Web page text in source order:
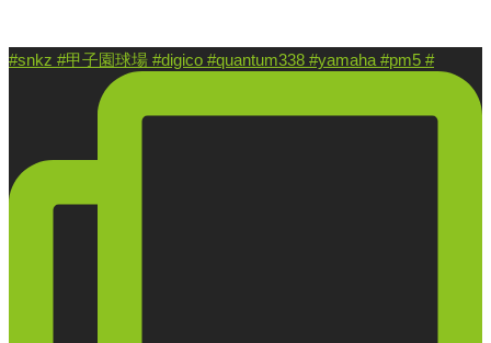
#snkz #甲子園球場 #digico #quantum338 #yamaha #pm5 #